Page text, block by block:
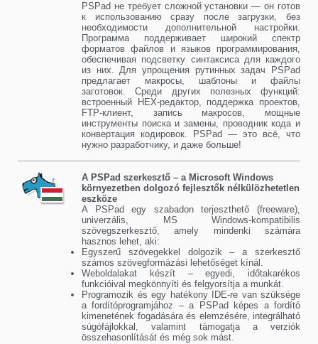
PSPad не требует сложной установки — он готов
к использованию сразу после загрузки, без
необходимости дополнительной настройки.
Программа поддерживает широкий спектр
форматов файлов и языков программирования,
обеспечивая подсветку синтаксиса для каждого
из них. Для упрощения рутинных задач PSPad
предлагает макросы, шаблоны и файлы
заготовок. Среди других полезных функций:
встроенный HEX-редактор, поддержка проектов,
FTP-клиент, запись макросов, мощные
инструменты поиска и замены, проводник кода и
конвертация кодировок. PSPad — это всё, что
нужно разработчику, и даже больше!
A PSPad szerkesztő – a Microsoft Windows
környezetben dolgozó fejlesztők nélkülözhetetlen
eszköze
A PSPad egy szabadon terjeszthető (freeware),
univerzális, MS Windows-kompatibilis
szövegszerkesztő, amely mindenki számára
hasznos lehet, aki:
Egyszerű szövegekkel dolgozik – a szerkesztő
számos szövegformázási lehetőséget kínál.
Weboldalakat készít – egyedi, időtakarékos
funkcióival megkönnyíti és felgyorsítja a munkát.
Programozik és egy hatékony IDE-re van szüksége
a fordítóprogramjához – a PSPad képes a fordító
kimenetének fogadására és elemzésére, integrálható
súgófájlokkal, valamint támogatja a verziók
összehasonlítását és még sok mást.